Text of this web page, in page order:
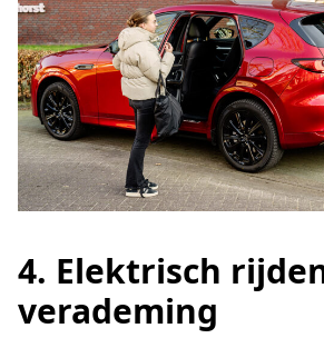
4. Elektrisch
verademing